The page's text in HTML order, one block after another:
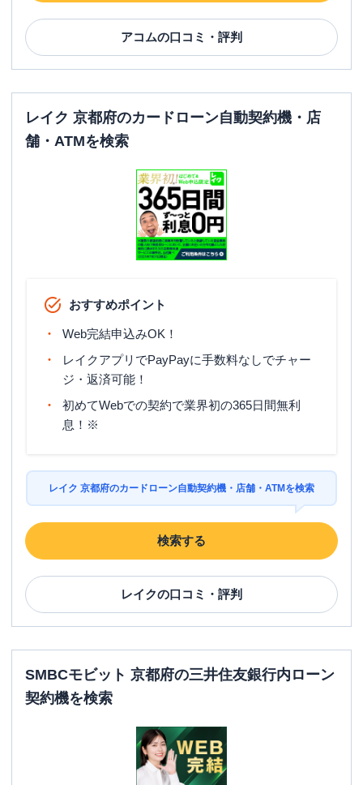
アコムの口コミ・評判
レイク 京都府のカードローン自動契約機・店
舗・ATMを検索
おすすめポイント
Web完結申込みOK！
レイクアプリでPayPayに手数料なしでチャー
ジ・返済可能！
初めてWebでの契約で業界初の365日間無利
息！※
レイク 京都府のカードローン自動契約機・店舗・ATMを検索
検索する
レイクの口コミ・評判
SMBCモビット 京都府の三井住友銀行内ローン
契約機を検索